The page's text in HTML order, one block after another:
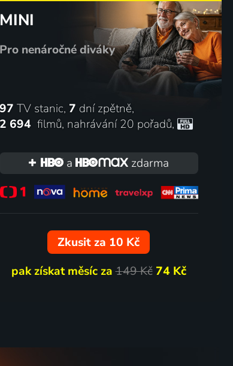
MINI
Pro nenáročné diváky
97 TV stanic, 7 dní zpětně,
2 694 filmů, nahrávání 20 pořadů,
a zdarma
Zkusit za 10 Kč
pak získat měsíc za149 Kč 74 Kč